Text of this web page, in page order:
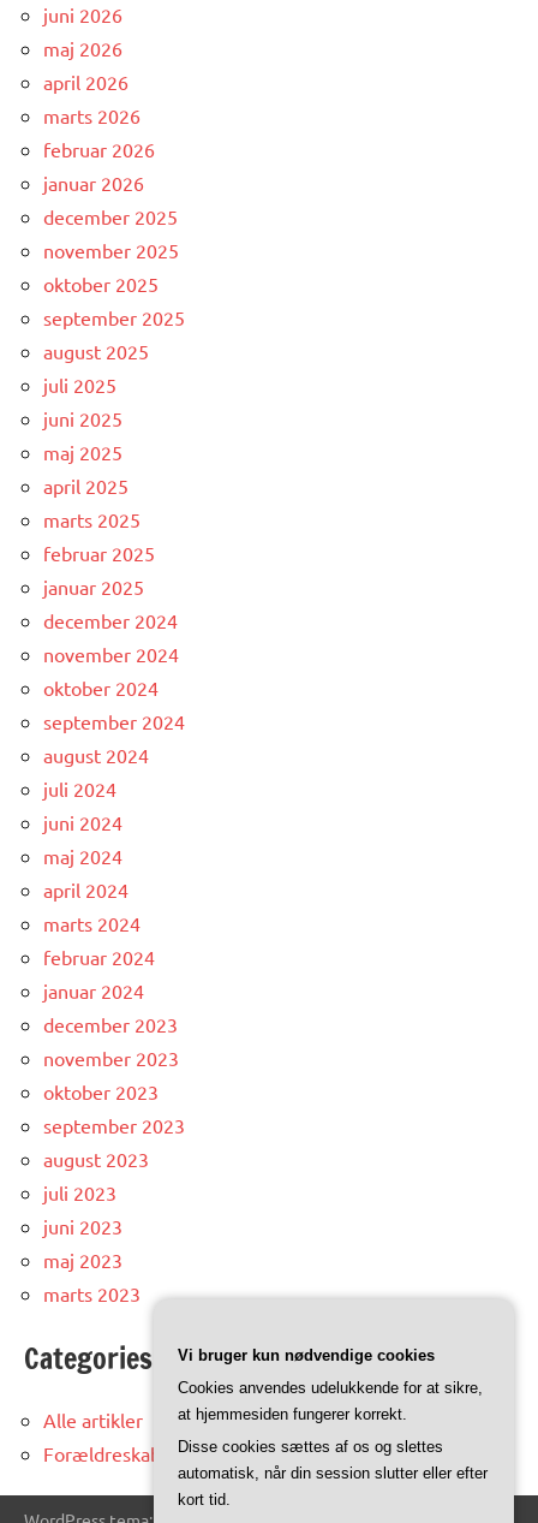
juni 2026
maj 2026
april 2026
marts 2026
februar 2026
januar 2026
december 2025
november 2025
oktober 2025
september 2025
august 2025
juli 2025
juni 2025
maj 2025
april 2025
marts 2025
februar 2025
januar 2025
december 2024
november 2024
oktober 2024
september 2024
august 2024
juli 2024
juni 2024
maj 2024
april 2024
marts 2024
februar 2024
januar 2024
december 2023
november 2023
oktober 2023
september 2023
august 2023
juli 2023
juni 2023
maj 2023
marts 2023
Categories
Alle artikler
Forældreskab
Vi bruger kun nødvendige cookies
Cookies anvendes udelukkende for at sikre,
at hjemmesiden fungerer korrekt.
Disse cookies sættes af os og slettes
automatisk, når din session slutter eller efter
kort tid.